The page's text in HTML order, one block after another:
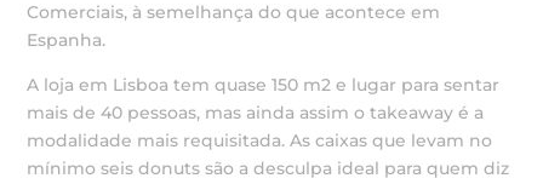
Comerciais, à semelhança do que acontece em
Espanha.
A loja em Lisboa tem quase 150 m2 e lugar para sentar
mais de 40 pessoas, mas ainda assim o takeaway é a
modalidade mais requisitada. As caixas que levam no
mínimo seis donuts são a desculpa ideal para quem diz